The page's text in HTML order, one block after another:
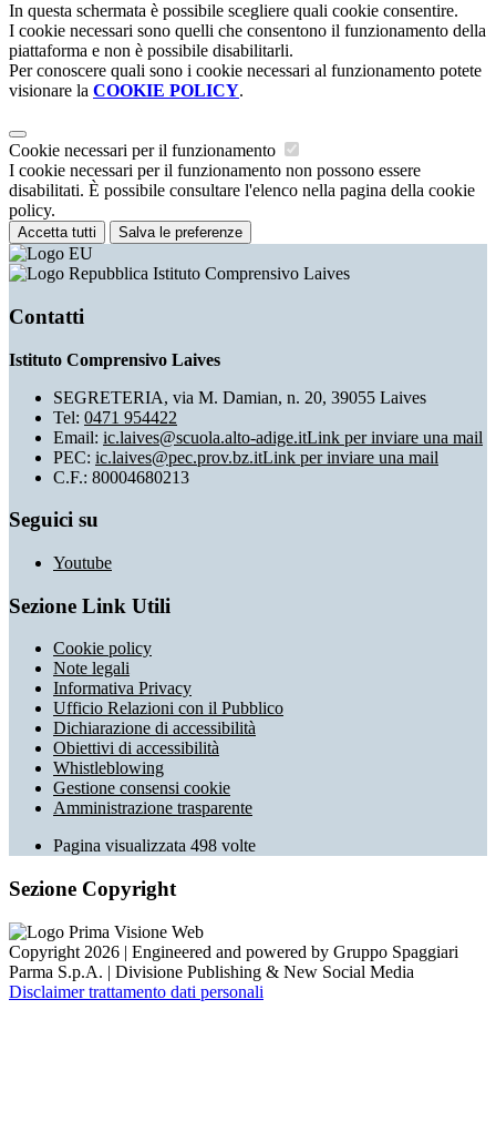
In questa schermata è possibile scegliere quali cookie consentire.
I cookie necessari sono quelli che consentono il funzionamento della
piattaforma e non è possibile disabilitarli.
Per conoscere quali sono i cookie necessari al funzionamento potete
visionare la COOKIE POLICY.
Cookie necessari per il funzionamento
I cookie necessari per il funzionamento non possono essere
disabilitati. È possibile consultare l'elenco nella pagina della cookie
policy.
Accetta tutti Salva le preferenze
Istituto Comprensivo Laives
Contatti
Istituto Comprensivo Laives
SEGRETERIA, via M. Damian, n. 20, 39055 Laives
Tel: 0471 954422
Email: ic.laives@scuola.alto-adige.itLink per inviare una mail
PEC: ic.laives@pec.prov.bz.itLink per inviare una mail
C.F.: 80004680213
Seguici su
Youtube
Sezione Link Utili
Cookie policy
Note legali
Informativa Privacy
Ufficio Relazioni con il Pubblico
Dichiarazione di accessibilità
Obiettivi di accessibilità
Whistleblowing
Gestione consensi cookie
Amministrazione trasparente
Pagina visualizzata 498 volte
Sezione Copyright
Copyright 2026 | Engineered and powered by Gruppo Spaggiari
Parma S.p.A. | Divisione Publishing & New Social Media
Disclaimer trattamento dati personali